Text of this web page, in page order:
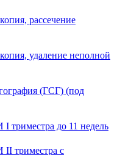
рассечение
удаление неполной
(ГСГ) (под
триместра до 11 недель
II триместра с